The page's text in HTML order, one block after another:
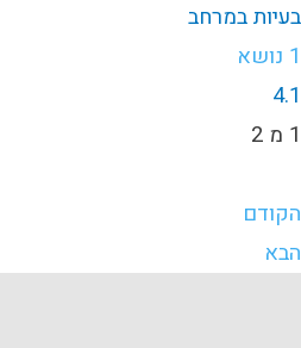
בעיות במרחב
1 נושא
4.1
1 מ 2
הקודם
הבא